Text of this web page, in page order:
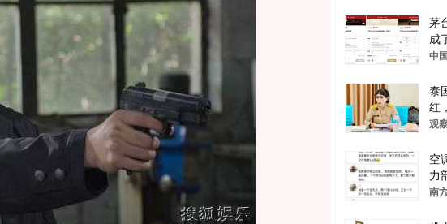
茅
成
中
泰
红
就
观
空
力
南